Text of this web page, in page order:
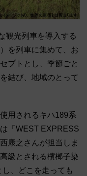
観光列車を導入する
を列車に集めて、お
プトとし、季節ごと
結び、地域のとって
用されるキハ189系
「WEST EXPRESS
康之さんが担当しま
級とされる檳榔子染
、どこを走っても